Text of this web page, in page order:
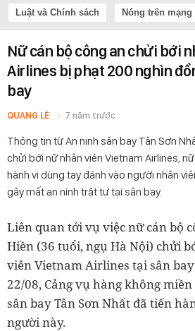
Luật và Chính sách Nóng trên mạng
Nữ cán bộ công an chửi bới
Airlines bị phạt 200 nghìn
bay
QUANG LÊ 7 năm trước
Thông tin từ An ninh sân bay Tân Sơn
chửi bới nữ nhân viên Vietnam Airlines,
hành vi dùng tay đánh vào người nhân
gây mất an ninh trật tự tại sân bay.
Liên quan tới vụ việc nữ cán bộ
Hiền (36 tuổi, ngụ Hà Nội) chửi
viên Vietnam Airlines tại sân
22/08, Cảng vụ hàng không
sân bay Tân Sơn Nhất đã tiến
người này.